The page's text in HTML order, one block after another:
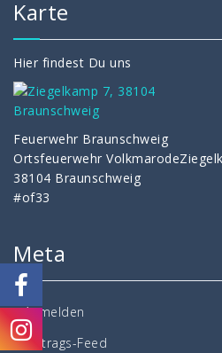
Karte
Hier findest Du uns
Feuerwehr Braunschweig
Ortsfeuerwehr
38104 Braunschweig
#of33
Meta
Anmelden
Eintrags-Feed